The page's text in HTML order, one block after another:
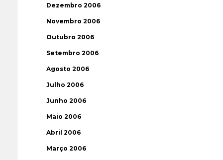
Dezembro 2006
Novembro 2006
Outubro 2006
Setembro 2006
Agosto 2006
Julho 2006
Junho 2006
Maio 2006
Abril 2006
Março 2006